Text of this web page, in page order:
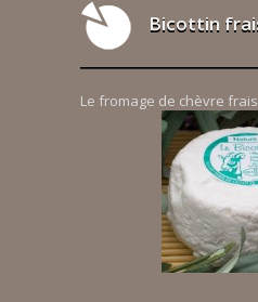
Bicottin
Le fromage de chèvre